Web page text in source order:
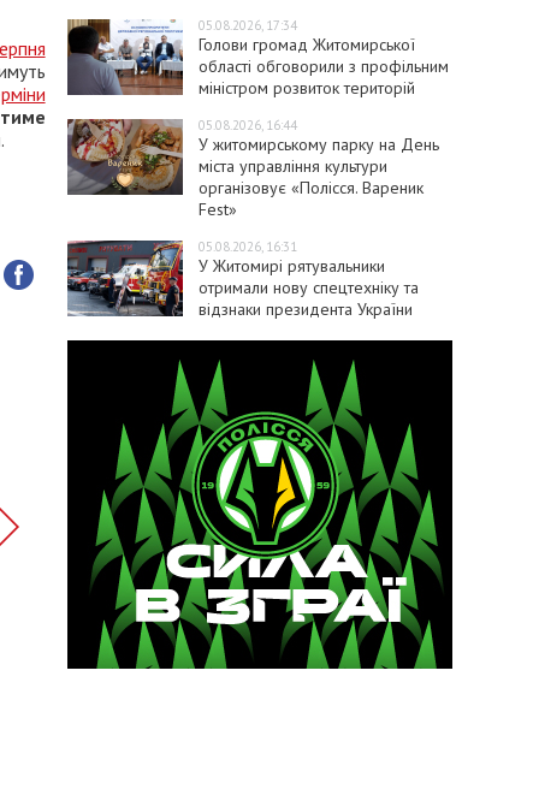
05.08.2026, 17:34
Голови громад Житомирської
області обговорили з профільним
міністром розвиток територій
05.08.2026, 16:44
У житомирському парку на День
міста управління культури
організовує «Полісся. Вареник
Fest»
05.08.2026, 16:31
У Житомирі рятувальники
отримали нову спецтехніку та
відзнаки президента України